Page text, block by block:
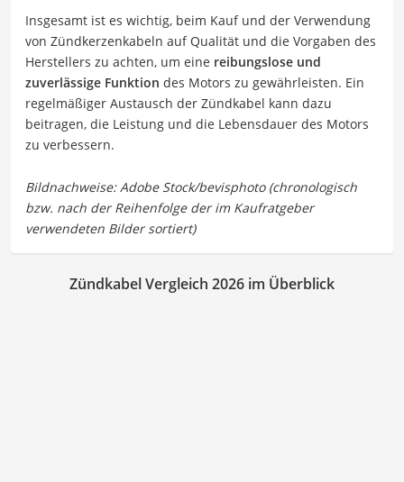
Insgesamt ist es wichtig, beim Kauf und der Verwendung
von Zündkerzenkabeln auf Qualität und die Vorgaben des
Herstellers zu achten, um eine reibungslose und
zuverlässige Funktion des Motors zu gewährleisten. Ein
regelmäßiger Austausch der Zündkabel kann dazu
beitragen, die Leistung und die Lebensdauer des Motors
zu verbessern.
Zündkabel Vergleich 2026 im Überblick